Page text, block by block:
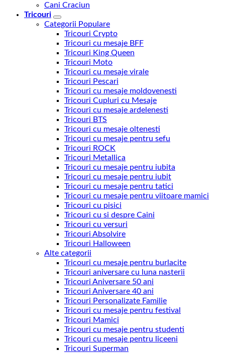
Cani Craciun
Tricouri
Categorii Populare
Tricouri Crypto
Tricouri cu mesaje BFF
Tricouri King Queen
Tricouri Moto
Tricouri cu mesaje virale
Tricouri Pescari
Tricouri cu mesaje moldovenesti
Tricouri Cupluri cu Mesaje
Tricouri cu mesaje ardelenesti
Tricouri BTS
Tricouri cu mesaje oltenesti
Tricouri cu mesaje pentru sefu
Tricouri ROCK
Tricouri Metallica
Tricouri cu mesaje pentru iubita
Tricouri cu mesaje pentru iubit
Tricouri cu mesaje pentru tatici
Tricouri cu mesaje pentru viitoare mamici
Tricouri cu pisici
Tricouri cu si despre Caini
Tricouri cu versuri
Tricouri Absolvire
Tricouri Halloween
Alte categorii
Tricouri cu mesaje pentru burlacite
Tricouri aniversare cu luna nasterii
Tricouri Aniversare 50 ani
Tricouri Aniversare 40 ani
Tricouri Personalizate Familie
Tricouri cu mesaje pentru festival
Tricouri Mamici
Tricouri cu mesaje pentru studenti
Tricouri cu mesaje pentru liceeni
Tricouri Superman